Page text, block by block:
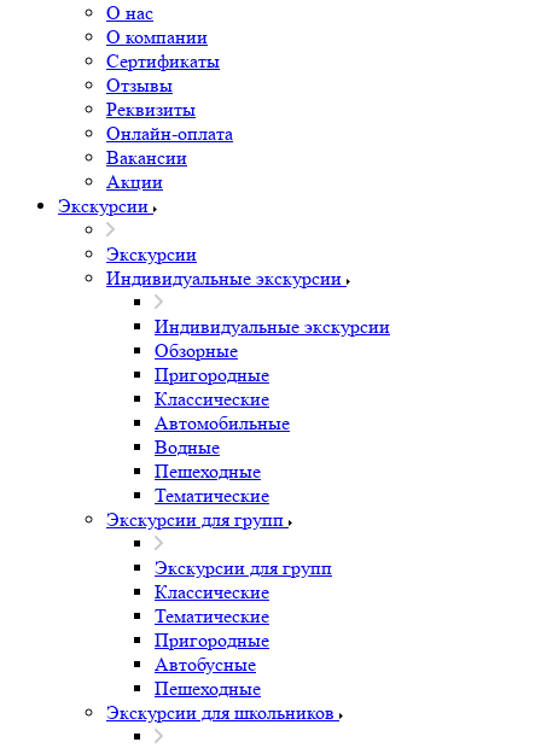
О нас
О компании
Сертификаты
Отзывы
Реквизиты
Онлайн-оплата
Вакансии
Акции
Экскурсии
Экскурсии
Индивидуальные экскурсии
Индивидуальные экскурсии
Обзорные
Пригородные
Классические
Автомобильные
Водные
Пешеходные
Тематические
Экскурсии для групп
Экскурсии для групп
Классические
Тематические
Пригородные
Автобусные
Пешеходные
Экскурсии для школьников